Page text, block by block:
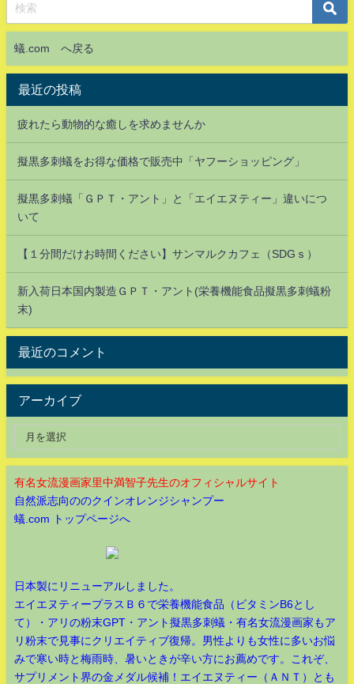
蟻.com へ戻る
最近の投稿
疲れたら動物的な癒しを求めませんか
擬黒多刺蟻をお得な価格で販売中「ヤフーショッピング」
擬黒多刺蟻「ＧＰＴ・アント」と「エイエヌティー」違いにつ
いて
【１分間だけお時間ください】サンマルクカフェ（SDGｓ）
新入荷日本国内製造ＧＰＴ・アント(栄養機能食品擬黒多刺蟻粉
末)
最近のコメント
アーカイブ
有名女流漫画家里中満智子先生のオフィシャルサイト
自然派志向ののクインオレンジシャンプー
蟻.com トップページへ
日本製にリニューアルしました。
エイエヌティープラスＢ６で栄養機能食品（ビタミンB6とし
て）・アリの粉末GPT・アント擬黒多刺蟻・有名女流漫画家もア
リ粉末で見事にクリエイティブ復帰。男性よりも女性に多いお悩
みで寒い時と梅雨時、暑いときが辛い方にお薦めです。これぞ、
サプリメント界の金メダル候補！エイエヌティー（ＡＮＴ）とも